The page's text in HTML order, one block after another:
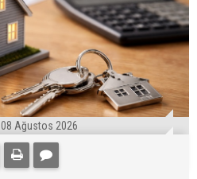
08 Ağustos 2026